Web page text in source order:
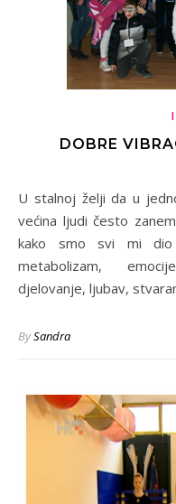
DOBRE
U stalnoj želji da u jednom danu ispuni što više obaveza
većina ljudi često
kako smo svi mi
metabolizam,
djelovanje, ljubav,
BySandra